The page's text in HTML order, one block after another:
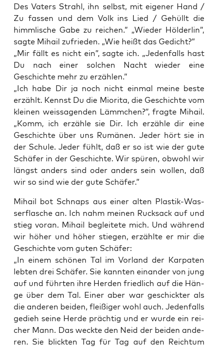
Des Vaters Strahl, ihn selbst, mit eige­ner Hand /
Zu fas­sen und dem Volk ins Lied / Gehüllt die
himm­li­sche Gabe zu rei­chen.” „Wie­der Höl­der­lin”,
sag­te Mihail zufrie­den. „Wie heißt das Gedicht?”
„Mir fällt es nicht ein”, sag­te ich. „Jeden­falls hast
Du nach einer sol­chen Nacht wie­der eine
Geschich­te mehr zu erzählen.”
„Ich habe Dir ja noch nicht ein­mal mei­ne bes­te
erzählt. Kennst Du die Mio­ri­ta, die Geschich­te vom
klei­nen weis­sa­gen­den Lämm­chen?”, frag­te Mihail.
„Komm, ich erzäh­le sie Dir. Ich erzäh­le dir eine
Geschich­te über uns Rumä­nen. Jeder hört sie in
der Schu­le. Jeder fühlt, daß er so ist wie der gute
Schä­fer in der Geschich­te. Wir spü­ren, obwohl wir
längst anders sind oder anders sein wol­len, daß
wir so sind wie der gute Schäfer.”
Mihail bot Schnaps aus einer alten Plas­tik-Was­
ser­fla­sche an. Ich nahm mei­nen Ruck­sack auf und
stieg vor­an. Mihail beglei­te­te mich. Und wäh­rend
wir höher und höher stie­gen, erzähl­te er mir die
Geschich­te vom guten Schäfer:
„In einem schö­nen Tal im Vor­land der Kar­pa­ten
leb­ten drei Schä­fer. Sie kann­ten ein­an­der von jung
auf und führ­ten ihre Her­den fried­lich auf die Hän­
ge über dem Tal. Einer aber war geschick­ter als
die ande­ren bei­den, flei­ßi­ger wohl auch. Jeden­falls
gedieh sei­ne Her­de präch­tig und er wur­de ein rei­
cher Mann. Das weck­te den Neid der bei­den ande­
ren. Sie blick­ten Tag für Tag auf den Reich­tum